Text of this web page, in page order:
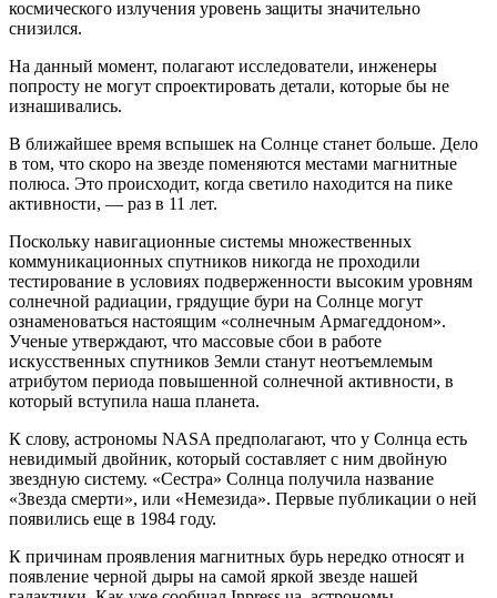
космического излучения уровень защиты значительно
снизился.
На данный момент, полагают исследователи, инженеры
попросту не могут спроектировать детали, которые бы не
изнашивались.
В ближайшее время вспышек на Солнце станет больше. Дело
в том, что скоро на звезде поменяются местами магнитные
полюса. Это происходит, когда светило находится на пике
активности, — раз в 11 лет.
Поскольку навигационные системы множественных
коммуникационных спутников никогда не проходили
тестирование в условиях подверженности высоким уровням
солнечной радиации, грядущие бури на Солнце могут
ознаменоваться настоящим «солнечным Армагеддоном».
Ученые утверждают, что массовые сбои в работе
искусственных спутников Земли станут неотъемлемым
атрибутом периода повышенной солнечной активности, в
который вступила наша планета.
К слову, астрономы NASA предполагают, что у Солнца есть
невидимый двойник, который составляет с ним двойную
звездную систему. «Сестра» Солнца получила название
«Звезда смерти», или «Немезида». Первые публикации о ней
появились еще в 1984 году.
К причинам проявления магнитных бурь нередко относят и
появление черной дыры на самой яркой звезде нашей